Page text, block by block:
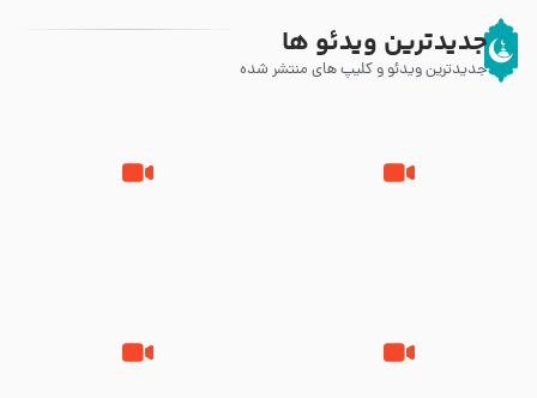
جدیدترین ویدئو ها
جدیدترین ویدئو و کلیپ های منتشر شده